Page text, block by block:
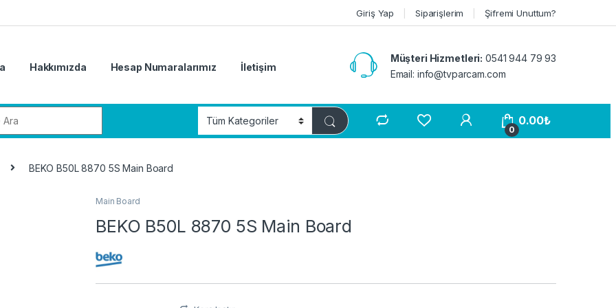
Giriş Yap Siparişlerim Şifremi Unuttum?
Hakkımızda Hesap Numaralarımız İletişim
Müşteri Hizmetleri: 0541 944 79 93
Email: info@tvparcam.com
0
0.00₺
BEKO B50L 8870 5S Main Board
Main Board
BEKO B50L 8870 5S Main Board